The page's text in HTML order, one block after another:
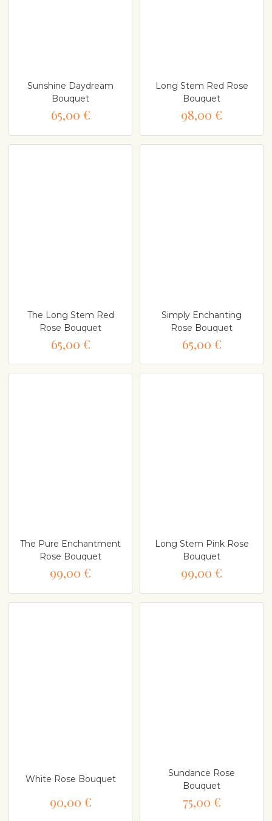
Sunshine Daydream
Bouquet
65,00 €
Long Stem Red Rose
Bouquet
98,00 €
The Long Stem Red
Rose Bouquet
65,00 €
Simply Enchanting
Rose Bouquet
65,00 €
The Pure Enchantment
Rose Bouquet
99,00 €
Long Stem Pink Rose
Bouquet
99,00 €
White Rose Bouquet
90,00 €
Sundance Rose
Bouquet
75,00 €